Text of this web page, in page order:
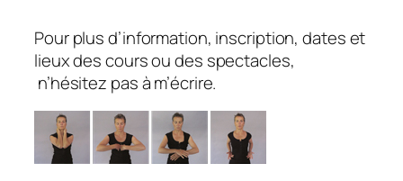
Pour plus d’information, inscription, dates et
lieux des cours ou des spectacles,
n’hésitez pas à m’écrire.